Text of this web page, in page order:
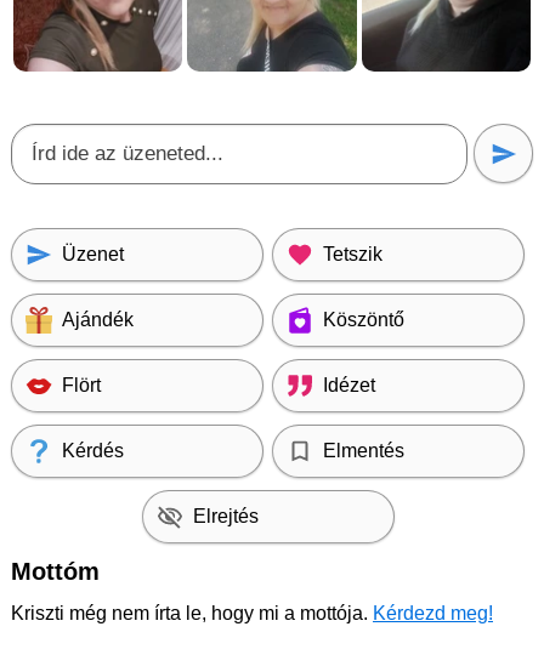
Üzenet Tetszik
Ajándék Köszöntő
Flört Idézet
Kérdés Elmentés
Elrejtés
Mottóm
Kriszti még nem írta le, hogy mi a mottója. Kérdezd meg!